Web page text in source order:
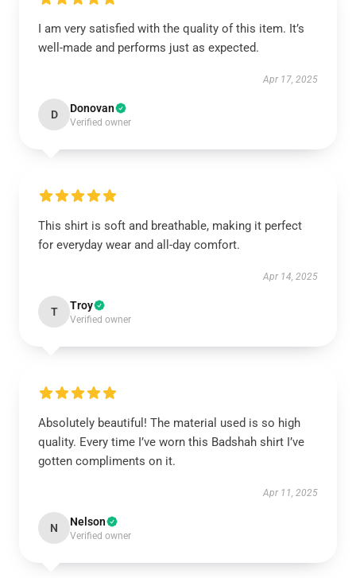
I am very satisfied with the quality of this item. It’s
well-made and performs just as expected.
Apr 17, 2025
D Donovan
Verified owner
This shirt is soft and breathable, making it perfect
for everyday wear and all-day comfort.
Apr 14, 2025
T Troy
Verified owner
Absolutely beautiful! The material used is so high
quality. Every time I’ve worn this Badshah shirt I’ve
gotten compliments on it.
Apr 11, 2025
N Nelson
Verified owner